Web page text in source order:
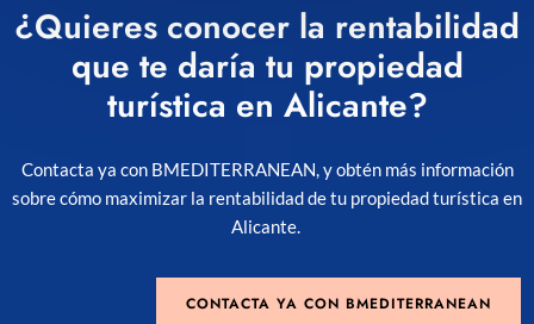
¿Quieres conocer la rentabilidad
que te daría tu propiedad
turística en Alicante?
Contacta ya con BMEDITERRANEAN, y obtén más información
sobre cómo maximizar la rentabilidad de tu propiedad turística en
Alicante.
CONTACTA YA CON BMEDITERRANEAN